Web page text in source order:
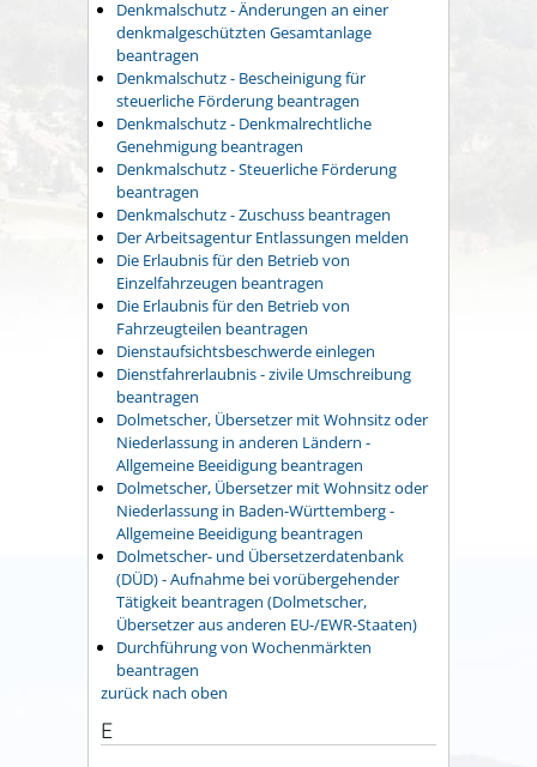
Denkmalschutz - Änderungen an einer
denkmalgeschützten Gesamtanlage
beantragen
Denkmalschutz - Bescheinigung für
steuerliche Förderung beantragen
Denkmalschutz - Denkmalrechtliche
Genehmigung beantragen
Denkmalschutz - Steuerliche Förderung
beantragen
Denkmalschutz - Zuschuss beantragen
Der Arbeitsagentur Entlassungen melden
Die Erlaubnis für den Betrieb von
Einzelfahrzeugen beantragen
Die Erlaubnis für den Betrieb von
Fahrzeugteilen beantragen
Dienstaufsichtsbeschwerde einlegen
Dienstfahrerlaubnis - zivile Umschreibung
beantragen
Dolmetscher, Übersetzer mit Wohnsitz oder
Niederlassung in anderen Ländern -
Allgemeine Beeidigung beantragen
Dolmetscher, Übersetzer mit Wohnsitz oder
Niederlassung in Baden-Württemberg -
Allgemeine Beeidigung beantragen
Dolmetscher- und Übersetzerdatenbank
(DÜD) - Aufnahme bei vorübergehender
Tätigkeit beantragen (Dolmetscher,
Übersetzer aus anderen EU-/EWR-Staaten)
Durchführung von Wochenmärkten
beantragen
zurück nach oben
E